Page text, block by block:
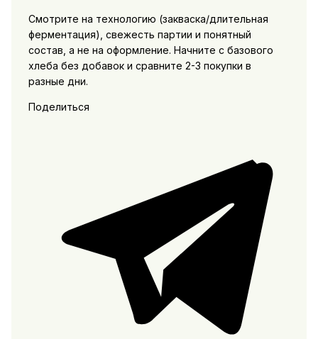
Смотрите на технологию (закваска/длительная
ферментация), свежесть партии и понятный
состав, а не на оформление. Начните с базового
хлеба без добавок и сравните 2-3 покупки в
разные дни.
Поделиться